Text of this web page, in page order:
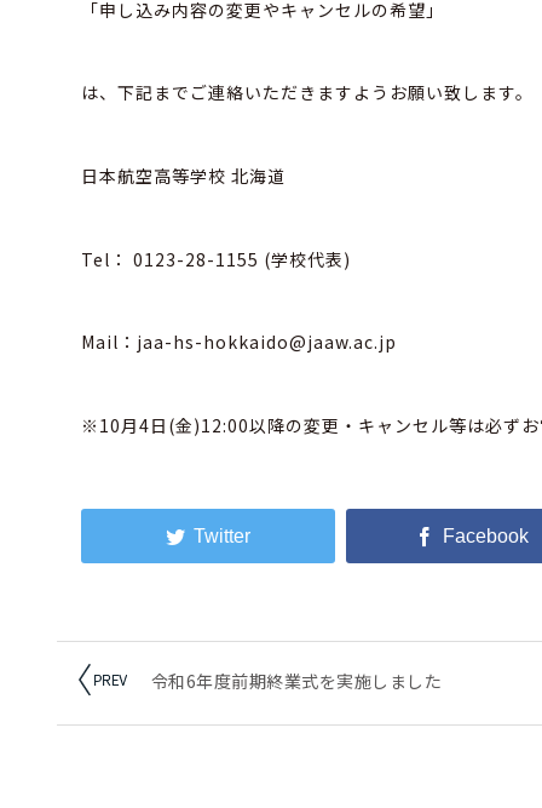
「申し込み内容の変更やキャンセルの希望」
は、下記までご連絡いただきますようお願い致します。
日本航空高等学校 北海道
Tel： 0123-28-1155 (学校代表)
Mail：jaa-hs-hokkaido@jaaw.ac.jp
※10月4日 (金)12:00以降の変更・キャンセル等は必ず
令和6年度前期終業式を実施しました